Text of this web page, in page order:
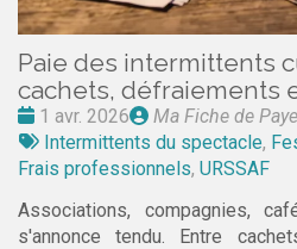
Paie des intermittents
cachets, défraiements
Date
:
1 avr. 2026
Publié
par
Ma Fiche de Paye
Tags
:
Intermittents du spectacle,
Frais professionnels, URSSAF
Associations, compagnies,
s'annonce tendu. Entre